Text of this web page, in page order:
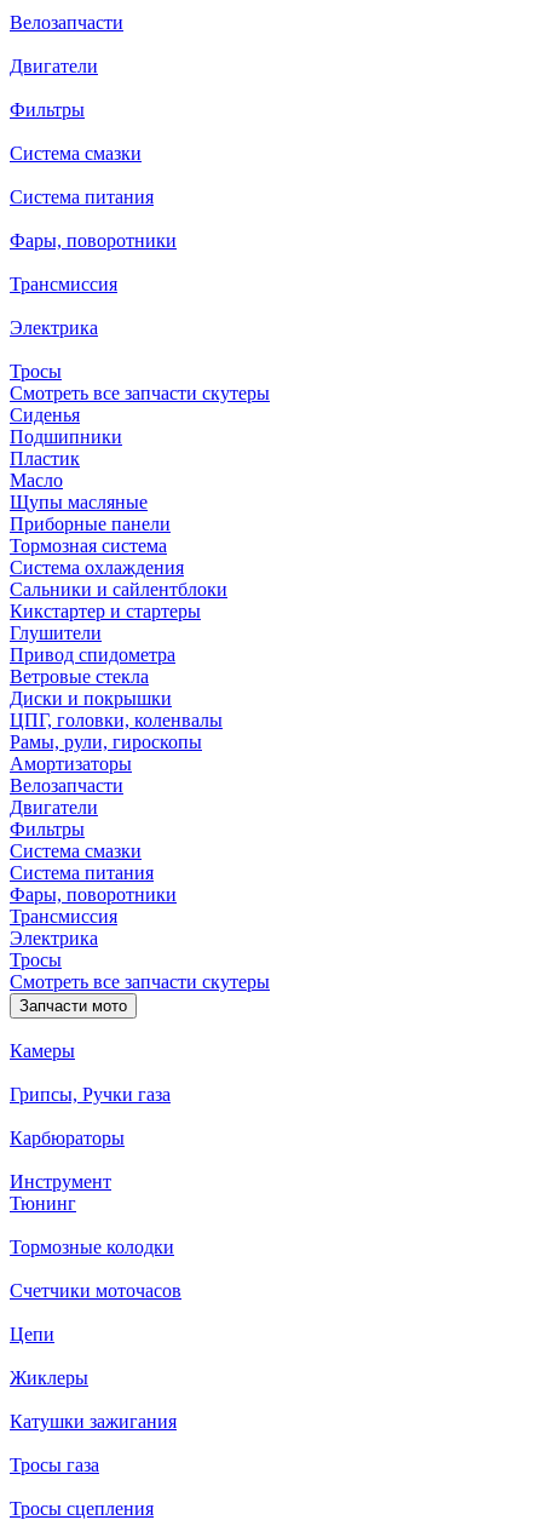
Велозапчасти
Двигатели
Фильтры
Система смазки
Система питания
Фары, поворотники
Трансмиссия
Электрика
Тросы
Смотреть все запчасти скутеры
Сиденья
Подшипники
Пластик
Масло
Щупы масляные
Приборные панели
Тормозная система
Система охлаждения
Сальники и сайлентблоки
Кикстартер и стартеры
Глушители
Привод спидометра
Ветровые стекла
Диски и покрышки
ЦПГ, головки, коленвалы
Рамы, рули, гироскопы
Амортизаторы
Велозапчасти
Двигатели
Фильтры
Система смазки
Система питания
Фары, поворотники
Трансмиссия
Электрика
Тросы
Смотреть все запчасти скутеры
Запчасти мото
Камеры
Грипсы, Ручки газа
Карбюраторы
Инструмент
Тюнинг
Тормозные колодки
Счетчики моточасов
Цепи
Жиклеры
Катушки зажигания
Тросы газа
Тросы сцепления